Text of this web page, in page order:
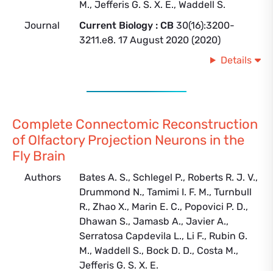
M., Jefferis G. S. X. E., Waddell S.
Journal
Current Biology : CB 30(16):3200-
3211.e8. 17 August 2020 (2020)
Details
Complete Connectomic Reconstruction
of Olfactory Projection Neurons in the
Fly Brain
Authors
Bates A. S., Schlegel P., Roberts R. J. V.,
Drummond N., Tamimi I. F. M., Turnbull
R., Zhao X., Marin E. C., Popovici P. D.,
Dhawan S., Jamasb A., Javier A.,
Serratosa Capdevila L., Li F., Rubin G.
M., Waddell S., Bock D. D., Costa M.,
Jefferis G. S. X. E.